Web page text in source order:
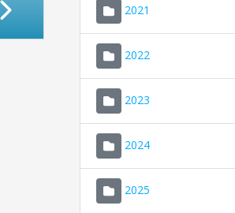
2021
2022
2023
2024
2025